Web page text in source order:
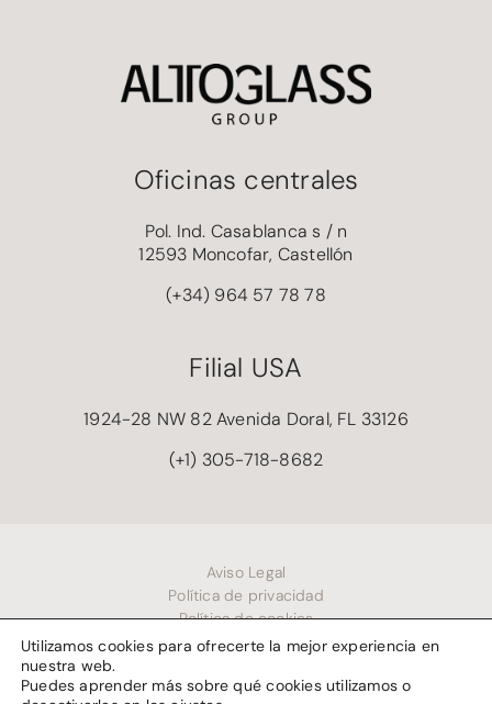
Oficinas centrales
Pol. Ind. Casablanca s / n
12593 Moncofar, Castellón
(+34) 964 57 78 78
Filial USA
1924-28 NW 82 Avenida Doral, FL 33126
(+1) 305-718-8682
Aviso Legal
Política de privacidad
Política de cookies
Utilizamos cookies para ofrecerte la mejor experiencia en
nuestra web.
Puedes aprender más sobre qué cookies utilizamos o